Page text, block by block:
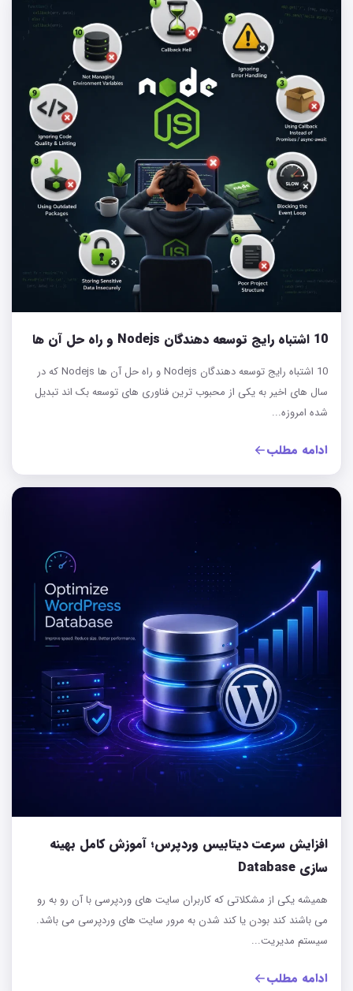
10 اشتباه رایج توسعه‌ دهندگان Nodejs و راه حل آن‌ ها
10 اشتباه رایج توسعه‌ دهندگان Nodejs و راه حل آن‌ ها Nodejs که در
سال های اخیر به یکی از محبوب ترین فناوری های توسعه بک اند تبدیل
شده امروزه...
ادامه مطلب
افزایش سرعت دیتابیس وردپرس؛ آموزش کامل بهینه‌
سازی Database
همیشه یکی از مشکلاتی که کاربران سایت های وردپرسی با آن رو به رو
می باشند کند بودن یا کند شدن به مرور سایت های وردپرسی می باشد.
سیستم مدیریت...
ادامه مطلب